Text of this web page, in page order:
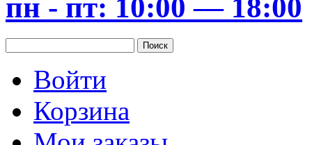
пн - пт: 10:00 — 18:00
Войти
Корзина